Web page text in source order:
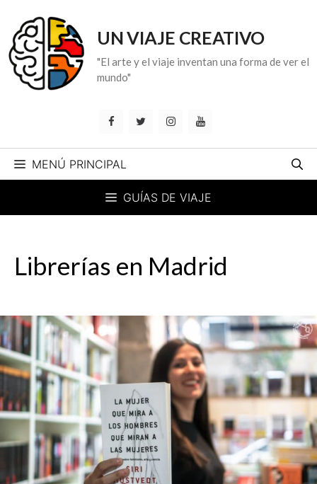
contenido
UN VIAJE CREATIVO
"El arte y el viaje inventan una forma de ver el
mundo"
MENÚ PRINCIPAL
GUÍAS DE VIAJE
Librerías en Madrid